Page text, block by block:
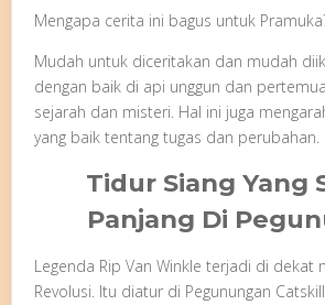
Mengapa cerita ini bagus untuk
Mudah untuk diceritakan dan mudah
dengan baik di api unggun dan
sejarah dan misteri. Hal ini juga
yang baik tentang tugas dan perubahan.
Tidur Siang Yang
Panjang Di
Legenda Rip Van Winkle terjadi di dekat
Revolusi. Itu diatur di Pegunungan